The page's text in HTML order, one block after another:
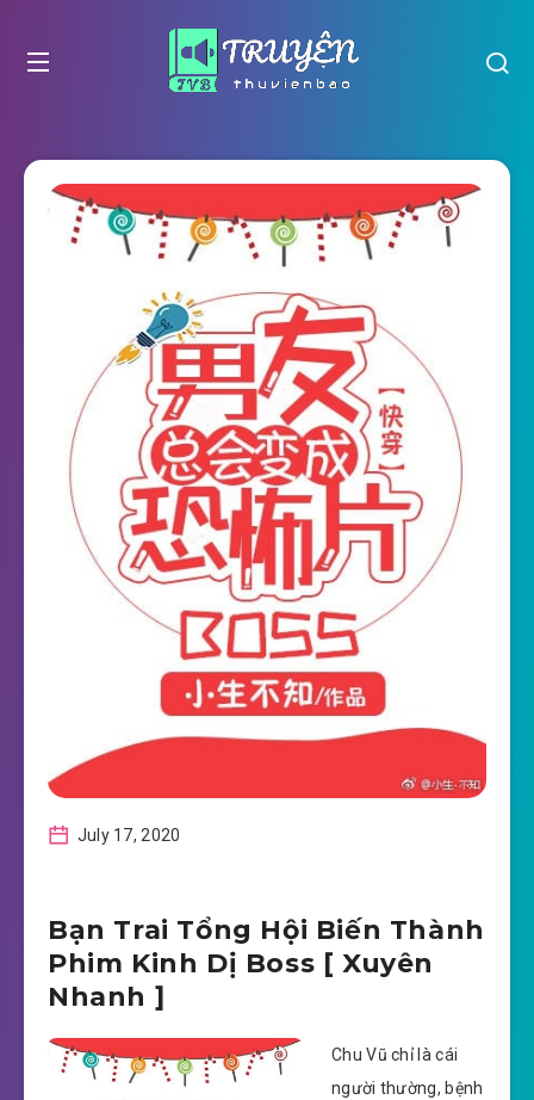
July 17, 2020
Bạn Trai Tổng Hội Biến Thành
Phim Kinh Dị Boss [ Xuyên
Nhanh ]
Chu Vũ chỉ là cái
người thường, bệnh